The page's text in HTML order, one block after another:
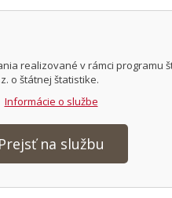
realizované v rámci programu
o štátnej štatistike.
Informácie o službe
Prejsť na službu